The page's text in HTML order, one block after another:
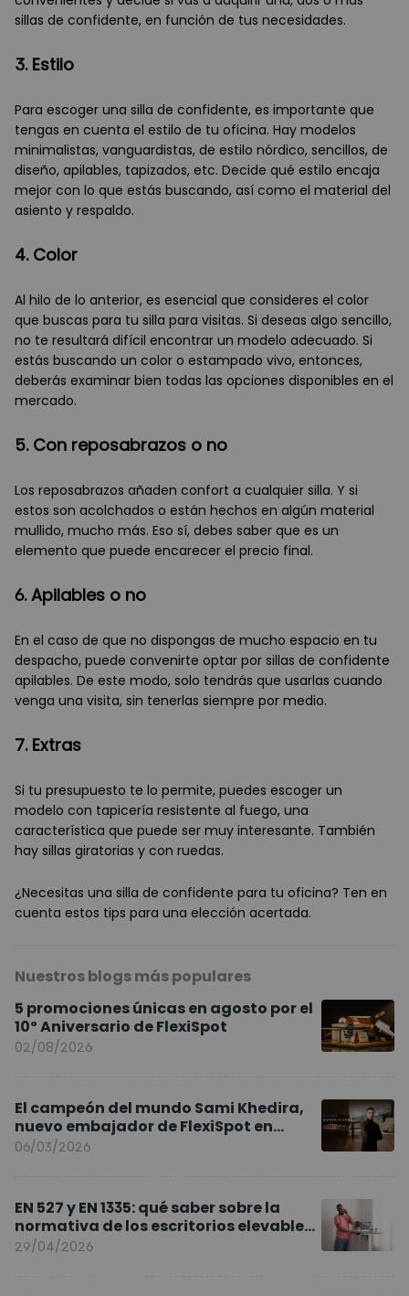
sillas de confidente, en función de tus necesidades.
3. Estilo
Para escoger una silla de confidente, es importante que
tengas en cuenta el estilo de tu oficina. Hay modelos
minimalistas, vanguardistas, de estilo nórdico, sencillos, de
diseño, apilables, tapizados, etc. Decide qué estilo encaja
mejor con lo que estás buscando, así como el material del
asiento y respaldo.
4. Color
Al hilo de lo anterior, es esencial que consideres el color
que buscas para tu silla para visitas. Si deseas algo sencillo,
no te resultará difícil encontrar un modelo adecuado. Si
estás buscando un color o estampado vivo, entonces,
deberás examinar bien todas las opciones disponibles en el
mercado.
5. Con reposabrazos o no
Los reposabrazos añaden confort a cualquier silla. Y si
estos son acolchados o están hechos en algún material
mullido, mucho más. Eso sí, debes saber que es un
elemento que puede encarecer el precio final.
6. Apilables o no
En el caso de que no dispongas de mucho espacio en tu
despacho, puede convenirte optar por sillas de confidente
apilables. De este modo, solo tendrás que usarlas cuando
venga una visita, sin tenerlas siempre por medio.
7. Extras
Si tu presupuesto te lo permite, puedes escoger un
modelo con tapicería resistente al fuego, una
característica que puede ser muy interesante. También
hay sillas giratorias y con ruedas.
¿Necesitas una silla de confidente para tu oficina? Ten en
cuenta estos tips para una elección acertada.
Nuestros blogs más populares
5 promociones únicas en agosto por el
10º Aniversario de FlexiSpot
02/08/2026
El campeón del mundo Sami Khedira,
nuevo embajador de FlexiSpot en
Europa
06/03/2026
EN 527 y EN 1335: qué saber sobre la
normativa de los escritorios elevables
y sillas ergonómicas
29/04/2026